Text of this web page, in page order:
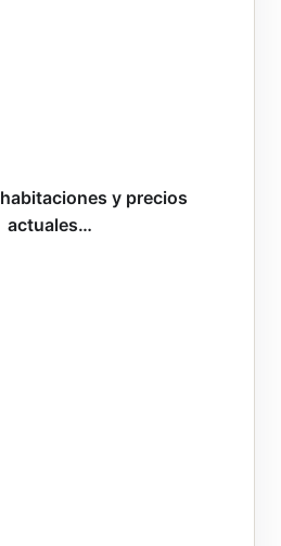
y precios
actuales…